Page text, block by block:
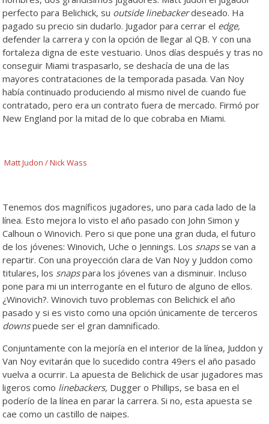
perfecto para Belichick, su outside linebackerdeseado. Ha
pagado su precio sin dudarlo. Jugador para cerrar el edge,
defender la carrera y con la opción de llegar al QB. Y con una
fortaleza digna de este vestuario. Unos días después y tras no
conseguir Miami traspasarlo, se deshacía de una de las
mayores contrataciones de la temporada pasada. Van Noy
había continuado produciendo al mismo nivel de cuando fue
contratado, pero era un contrato fuera de mercado. Firmó por
New England por la mitad de lo que cobraba en Miami.
Matt Judon / Nick Wass
Tenemos dos magníficos jugadores, uno para cada lado de la
línea. Esto mejora lo visto el año pasado con John Simon y
Calhoun o Winovich. Pero si que pone una gran duda, el futuro
de los jóvenes: Winovich, Uche o Jennings. Los snapsse van a
repartir. Con una proyección clara de Van Noy y Juddon como
titulares, los snapspara los jóvenes van a disminuir. Incluso
pone para mi un interrogante en el futuro de alguno de ellos.
¿Winovich?. Winovich tuvo problemas con Belichick el año
pasado y si es visto como una opción únicamente de terceros
downspuede ser el gran damnificado.
Conjuntamente con la mejoría en el interior de la línea, Juddon y
Van Noy evitarán que lo sucedido contra 49ers el año pasado
vuelva a ocurrir. La apuesta de Belichick de usar jugadores mas
ligeros como linebackers, Dugger o Phillips, se basa en el
poderío de la línea en parar la carrera. Si no, esta apuesta se
cae como un castillo de naipes.